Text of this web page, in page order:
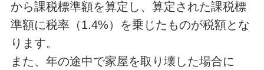
から課税標準額を算定し、算定された課税標
準額に税率（1.4%）を乗じたものが税額とな
ります。
また、年の途中で家屋を取り壊した場合に